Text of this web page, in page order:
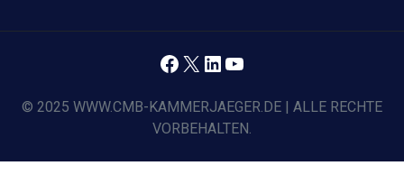
© 2025 WWW.CMB-KAMMERJAEGER.DE | ALLE RECHTE
VORBEHALTEN.
Facebook
X LinkedIn
YouTube